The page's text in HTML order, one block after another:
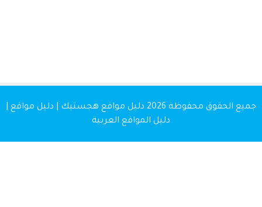
الحقوق محفوظة 2026
دليل مواقع هجستيك | دليل مواقع |
دليل المواقع العربية